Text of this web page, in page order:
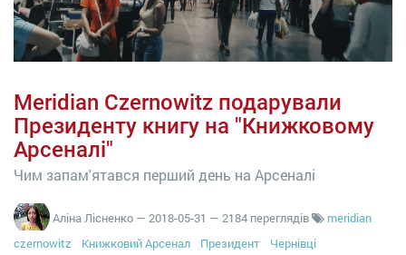
Meridian Czernowitz подарували
Президенту книгу на "Книжковому
Арсеналі"
Чим запам'ятався перший день на Арсеналі
Аліна Лісненко — 2018-05-31 — 2184 переглядів
meridian
czernowitz
Книжковий Арсенал Президент Чернівці